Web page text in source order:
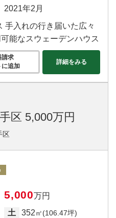
2021年2月
手入れの行き届いた広々
能なスウェーデンハウス
請求
に追加
詳細をみる
区 5,000万円
区
5,000万円
土
352㎡(106.47坪)